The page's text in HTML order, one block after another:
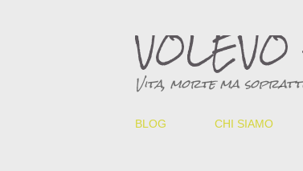
VOLEVO
Vita, morte ma
BLOG CHI SIAMO